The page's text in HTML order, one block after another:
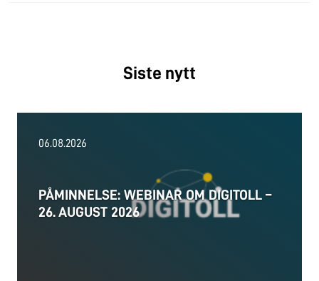
Siste nytt
06.08.2026
PÅMINNELSE: WEBINAR OM DIGITOLL –
26. AUGUST 2026